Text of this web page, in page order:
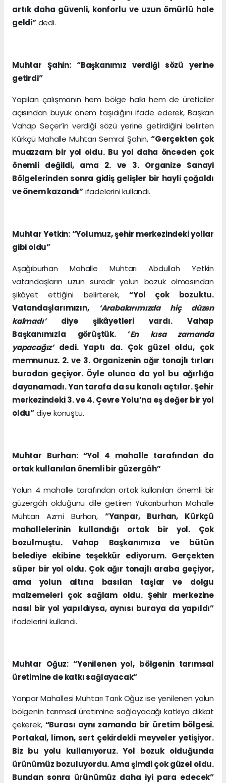
artık daha güvenli, konforlu ve uzun ömürlü hale
geldi”dedi.
Muhtar Şahin: “Başkanımız verdiği sözü yerine
getirdi”
Yapılan çalışmanın hem bölge halkı hem de üreticiler
açısından büyük önem taşıdığını ifade ederek, Başkan
Vahap Seçer’in verdiği sözü yerine getirdiğini belirten
Kürkçü Mahalle Muhtarı Semral Şahin,“Gerçekten çok
muazzam bir yol oldu. Bu yol daha önceden çok
önemli değildi, ama 2. ve 3. Organize Sanayi
Bölgelerinden sonra gidiş gelişler bir hayli çoğaldı
ve önem kazandı”ifadelerini kullandı.
Muhtar Yetkin: “Yolumuz, şehir merkezindeki yollar
gibi oldu”
Aşağıburhan Mahalle Muhtarı Abdullah Yetkin
vatandaşların uzun süredir yolun bozuk olmasından
şikâyet ettiğini belirterek,“Yol çok bozuktu.
Vatandaşlarımızın,
‘Arabalarımızda hiç düzen
kalmadı’diye şikâyetleri vardı. Vahap
Başkanımızla görüştük. ‘En kısa zamanda
yapacağız’dedi. Yaptı da. Çok güzel oldu, çok
memnunuz. 2. ve 3. Organizenin ağır tonajlı tırları
buradan geçiyor. Öyle olunca da yol bu ağırlığa
dayanamadı. Yan tarafa da su kanalı açtılar. Şehir
merkezindeki 3. ve 4. Çevre Yolu’na eş değer bir yol
oldu”diye konuştu.
Muhtar Burhan: “Yol 4 mahalle tarafından da
ortak kullanılan önemli bir güzergâh”
Yolun 4 mahalle tarafından ortak kullanılan önemli bir
güzergâh olduğunu dile getiren Yukarıburhan Mahalle
Muhtarı Azmi Burhan, “Yanpar, Burhan, Kürkçü
mahallelerinin kullandığı ortak bir yol. Çok
bozulmuştu. Vahap Başkanımıza ve bütün
belediye ekibine teşekkür ediyorum. Gerçekten
süper bir yol oldu. Çok ağır tonajlı araba geçiyor,
ama yolun altına basılan taşlar ve dolgu
malzemeleri çok sağlam oldu. Şehir merkezine
nasıl bir yol yapıldıysa, aynısı buraya da yapıldı”
ifadelerini kullandı.
Muhtar Oğuz: “Yenilenen yol, bölgenin tarımsal
üretimine de katkı sağlayacak”
Yanpar Mahallesi Muhtarı Tarık Oğuz ise yenilenen yolun
bölgenin tarımsal üretimine sağlayacağı katkıya dikkat
çekerek, “Burası aynı zamanda bir üretim bölgesi.
Portakal, limon, sert çekirdekli meyveler yetişiyor.
Biz bu yolu kullanıyoruz. Yol bozuk olduğunda
ürünümüz bozuluyordu. Ama şimdi çok güzel oldu.
Bundan sonra ürünümüz daha iyi para edecek”